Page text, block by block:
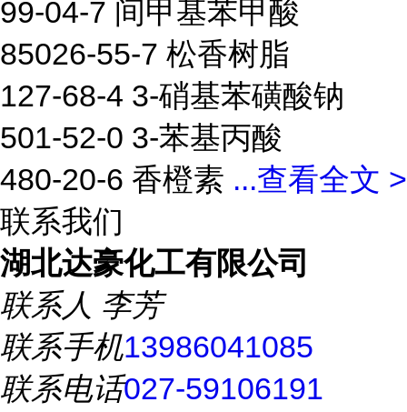
99-04-7 间甲基苯甲酸
85026-55-7 松香树脂
127-68-4 3-硝基苯磺酸钠
501-52-0 3-苯基丙酸
480-20-6 香橙素 ...查看全文 >
联系我们
湖北达豪化工有限公司
联系人 李芳
联系手机13986041085
联系电话027-59106191